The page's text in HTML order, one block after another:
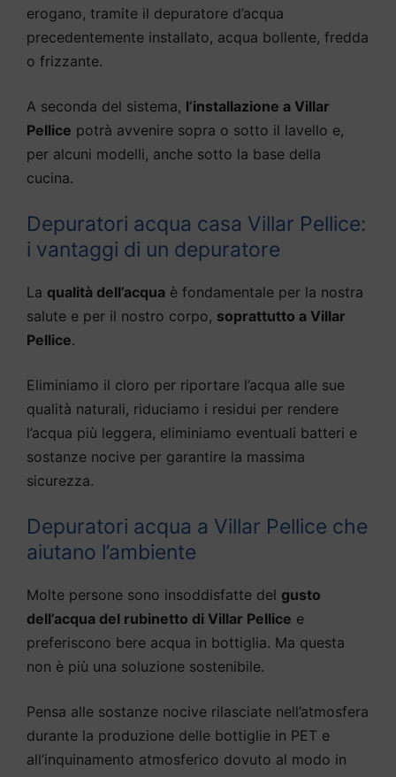
erogano, tramite il depuratore d’acqua
precedentemente installato, acqua bollente, fredda
o frizzante.
A seconda del sistema, l’installazione a Villar
Pellice potrà avvenire sopra o sotto il lavello e,
per alcuni modelli, anche sotto la base della
cucina.
Depuratori acqua casa Villar Pellice:
i vantaggi di un depuratore
La qualità dell’acqua è fondamentale per la nostra
salute e per il nostro corpo, soprattutto a Villar
Pellice.
Eliminiamo il cloro per riportare l’acqua alle sue
qualità naturali, riduciamo i residui per rendere
l’acqua più leggera, eliminiamo eventuali batteri e
sostanze nocive per garantire la massima
sicurezza.
Depuratori acqua a Villar Pellice che
aiutano l’ambiente
Molte persone sono insoddisfatte del gusto
dell’acqua del rubinetto di Villar Pellice e
preferiscono bere acqua in bottiglia. Ma questa
non è più una soluzione sostenibile.
Pensa alle sostanze nocive rilasciate nell’atmosfera
durante la produzione delle bottiglie in PET e
all’inquinamento atmosferico dovuto al modo in